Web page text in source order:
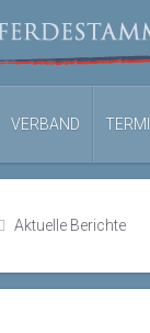
VERBAND
Aktuelle Berichte